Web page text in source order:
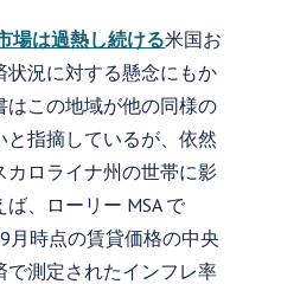
場は過熱し続ける米国お
状況に対する懸念にもか
この地域が他の同様の
指摘しているが、依然
カロライナ州の世帯に影
、ローリー MSA で
9月時点の賃貸価格の中央
測定されたインフレ率